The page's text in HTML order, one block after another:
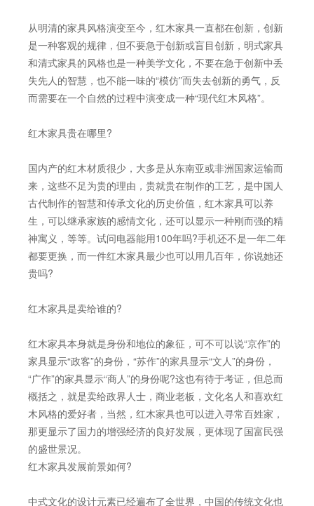
从明清的家具风格演变至今，红木家具一直都在创新，创新
是一种客观的规律，但不要急于创新或盲目创新，明式家具
和清式家具的风格也是一种美学文化，不要在急于创新中丢
失先人的智慧，也不能一味的“模仿”而失去创新的勇气，反
而需要在一个自然的过程中演变成一种“现代红木风格”。
红木家具贵在哪里?
国内产的红木材质很少，大多是从东南亚或非洲国家运输而
来，这些不足为贵的理由，贵就贵在制作的工艺，是中国人
古代制作的智慧和传承文化的历史价值，红木家具可以养
生，可以继承家族的感情文化，还可以显示一种刚而强的精
神寓义，等等。试问电器能用100年吗?手机还不是一年二年
都要更换，而一件红木家具最少也可以用几百年，你说她还
贵吗?
红木家具是卖给谁的?
红木家具本身就是身份和地位的象征，可不可以说“京作”的
家具显示“政客”的身份，“苏作”的家具显示“文人”的身份，
“广作”的家具显示“商人”的身份呢?这也有待于考证，但总而
概括之，就是卖给政界人士，商业老板，文化名人和喜欢红
木风格的爱好者，当然，红木家具也可以进入寻常百姓家，
那更显示了国力的增强经济的良好发展，更体现了国富民强
的盛世景况。
红木家具发展前景如何?
中式文化的设计元素已经遍布了全世界，中国的传统文化也